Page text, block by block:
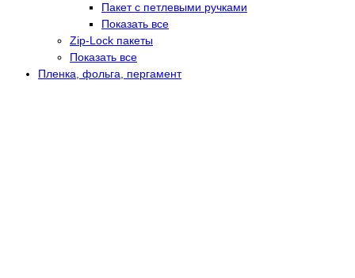
Пакет с петлевыми ручками
Показать все
Zip-Lock пакеты
Показать все
Пленка, фольга, пергамент